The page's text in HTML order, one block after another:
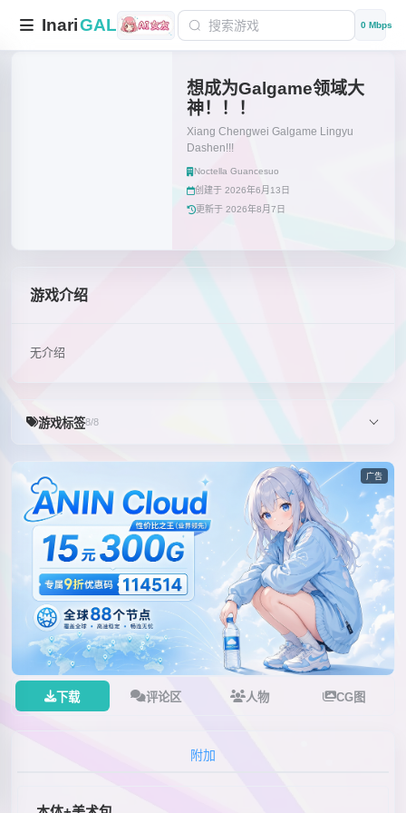
InariGAL 0 Mbps
想成为Galgame领域大
神！！！
Xiang Chengwei Galgame Lingyu
Dashen!!!
Noctella Guancesuo
创建于 2026年6月13日
更新于 2026年8月7日
游戏介绍
无介绍
游戏标签8/8
广告
下载 评论区 人物 CG图
附加